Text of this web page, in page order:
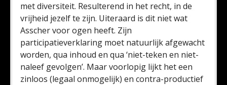
met diversiteit. Resulterend in het recht, in de
vrijheid jezelf te zijn. Uiteraard is dit niet wat
Asscher voor ogen heeft. Zijn
participatieverklaring moet natuurlijk afgewacht
worden, qua inhoud en qua ‘niet-teken en niet-
naleef gevolgen’. Maar voorlopig lijkt het een
zinloos (legaal onmogelijk) en contra-productief